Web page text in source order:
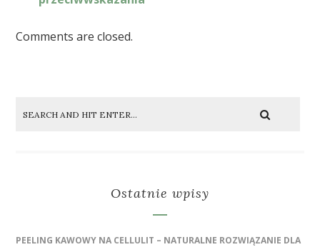
Comments are closed.
Ostatnie wpisy
PEELING KAWOWY NA CELLULIT – NATURALNE ROZWIĄZANIE DLA